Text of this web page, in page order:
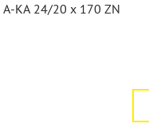
А-КА 24/20 x 170 ZN